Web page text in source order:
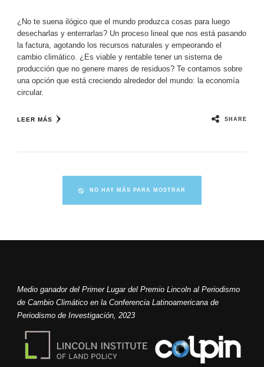
¿No te suena ilógico que el mundo produzca cosas para luego
desecharlas y enterrarlas? Un proceso lineal que nos está pasando
la factura, agotando los recursos naturales y empeorando el
cambio climático. ¿Es viable y rentable tener un sistema de
producción que no genere mares de residuos? Te contamos sobre
una opción que está creciendo alrededor del mundo: la economía
circular.
LEER MÁS SHARE
NO HAY MÁS PARA MOSTRAR
Medio ganador del Primer Lugar del Premio Lincoln al Periodismo
de Cambio Climático en la Conferencia Latinoamericana de
Periodismo de Investigación, 2023